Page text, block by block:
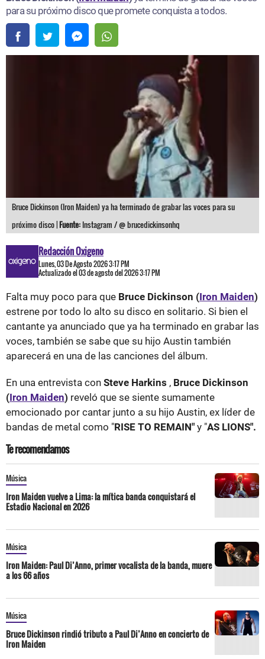
para su próximo disco que promete conquista a todos.
Bruce Dickinson (Iron Maiden) ya ha terminado de grabar las voces para su
próximo disco |Fuente: Instagram / @ brucedickinsonhq
Redacción Oxigeno
Lunes, 03 De Agosto 2026 3:17 PM
Actualizado el 03 de agosto del 2026 3:17 PM
Falta muy poco para que Bruce Dickinson (Iron Maiden)
estrene por todo lo alto su disco en solitario. Si bien el
cantante ya anunciado que ya ha terminado en grabar las
voces, también se sabe que su hijo Austin también
aparecerá en una de las canciones del álbum.
En una entrevista con Steve Harkins , Bruce Dickinson
(Iron Maiden) reveló que se siente sumamente
emocionado por cantar junto a su hijo Austin, ex líder de
bandas de metal como "RISE TO REMAIN" y "AS LIONS".
Te recomendamos
Música
Iron Maiden vuelve a Lima: la mítica banda conquistará el
Estadio Nacional en 2026
Música
Iron Maiden: Paul Di’Anno, primer vocalista de la banda, muere
a los 66 años
Música
Bruce Dickinson rindió tributo a Paul Di’Anno en concierto de
Iron Maiden